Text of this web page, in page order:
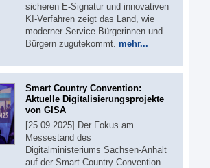
sicheren E-Signatur und innovativen
KI-Verfahren zeigt das Land, wie
moderner Service Bürgerinnen und
Bürgern zugutekommt. mehr...
Smart Country Convention:
Aktuelle Digitalisierungsprojekte
von GISA
[25.09.2025] Der Fokus am
Messestand des
Digitalministeriums Sachsen-Anhalt
auf der Smart Country Convention